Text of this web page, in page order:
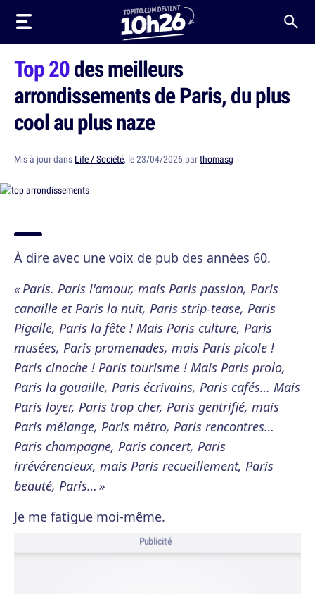
Top 20des meilleurs
arrondissements de Paris, du plus
cool au plus naze
Mis à jour dans Life / Société, le 23/04/2026 parthomasg
À dire avec une voix de pub des années 60.
« Paris. Paris l'amour, mais Paris passion, Paris
canaille et Paris la nuit, Paris strip-tease, Paris
Pigalle, Paris la fête ! Mais Paris culture, Paris
musées, Paris promenades, mais Paris picole !
Paris cinoche ! Paris tourisme ! Mais Paris prolo,
Paris la gouaille, Paris écrivains, Paris cafés… Mais
Paris loyer, Paris trop cher, Paris gentrifié, mais
Paris mélange, Paris métro, Paris rencontres…
Paris champagne, Paris concert, Paris
irrévérencieux, mais Paris recueillement, Paris
beauté, Paris… »
Je me fatigue moi-même.
Publicité